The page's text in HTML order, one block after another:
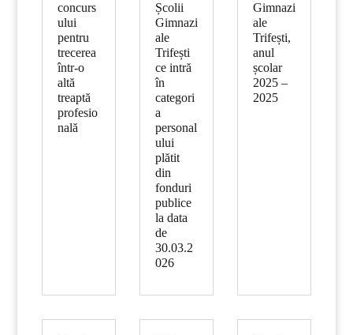
concurs
ului
pentru
trecerea
într-o
altă
treaptă
profesio
nală
Școlii
Gimnazi
ale
Trifești
ce intră
în
categori
a
personal
ului
plătit
din
fonduri
publice
la data
de
30.03.2
026
Gimnazi
ale
Trifești,
anul
școlar
2025 –
2025